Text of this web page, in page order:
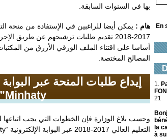
En
1.
21
la
à
بها في السنوات السابقة.
هام : يمكن أيضا للراغبين في الإستفادة من منحة
2017-2018 تقديم طلبات ترشيحهم عن طريق
أساسا على اقتناء الملف الورقي الأزرق من
المصالح المختصة.
إيداع طلبات المنحة عبر
Minhaty”
وحسب بلاغ الوزارة فإن الخطوات التي يجب
التعليم العالي 2017-2018 عبر البوابة الإلكترونية “Minhaty” هي كالتالي :